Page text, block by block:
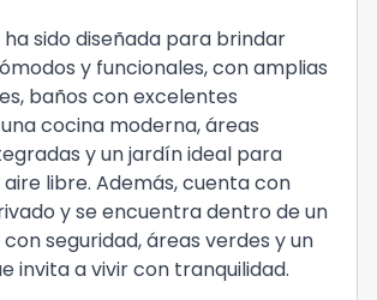
ha sido diseñada para brindar
y funcionales, con amplias
baños con excelentes
cocina moderna, áreas
y un jardín ideal para
libre. Además, cuenta con
y se encuentra dentro de un
seguridad, áreas verdes y un
invita a vivir con tranquilidad.